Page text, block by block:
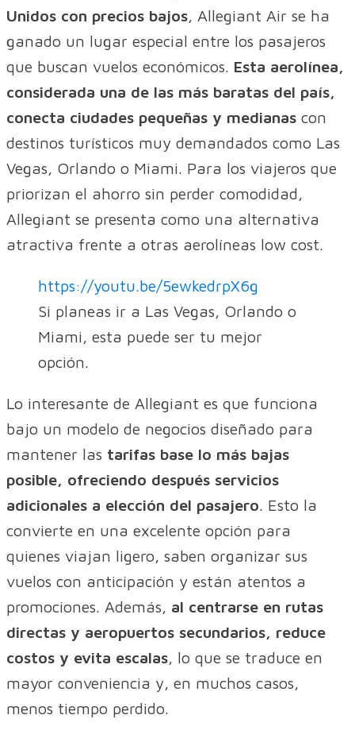
Unidos con precios bajos , Allegiant Air se ha
ganado un lugar especial entre los pasajeros
que buscan vuelos económicos. Esta aerolínea,
considerada una de las más baratas del país,
conecta ciudades pequeñas y medianas con
destinos turísticos muy demandados como Las
Vegas, Orlando o Miami. Para los viajeros que
priorizan el ahorro sin perder comodidad,
Allegiant se presenta como una alternativa
atractiva frente a otras aerolíneas low cost.
https://youtu.be/5ewkedrpX6g
Si planeas ir a Las Vegas, Orlando o
Miami, esta puede ser tu mejor
opción.
Lo interesante de Allegiant es que funciona
bajo un modelo de negocios diseñado para
mantener las tarifas base lo más bajas
posible, ofreciendo después servicios
adicionales a elección del pasajero . Esto la
convierte en una excelente opción para
quienes viajan ligero, saben organizar sus
vuelos con anticipación y están atentos a
promociones. Además, al centrarse en rutas
directas y aeropuertos secundarios, reduce
costos y evita escalas , lo que se traduce en
mayor conveniencia y, en muchos casos,
menos tiempo perdido.